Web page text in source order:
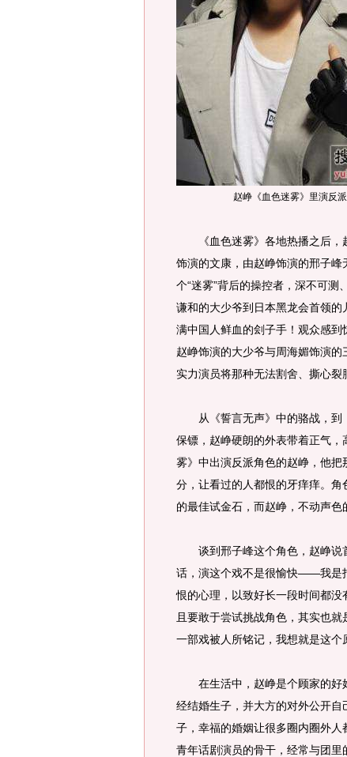
赵峥《血色迷雾》里演反派
《血色迷雾》各地热播之后，
饰演的文康，由赵峥饰演的邢子
个“迷雾”背后的操控者，深不可
谦和的大少爷到日本黑龙会首领
满中国人鲜血的刽子手！观众感
赵峥饰演的大少爷与周海媚饰演
实力演员将那种无法割舍、撕心裂
从《誓言无声》中的骆战，到
保镖，赵峥硬朗的外表带着正气
雾》中出演反派角色的赵峥，他
分，让看过的人都恨的牙痒痒。
的最佳试金石，而赵峥，不动声色
谈到邢子峰这个角色，赵峥说
话，演这个戏不是很愉快——我是
恨的心理，以致好长一段时间都
且要敢于尝试挑战角色，其实也
一部戏被人所铭记，我想就是这个
在生活中，赵峥是个顾家的好
经结婚生子，并大方的对外公开
子，幸福的婚姻让很多圈内圈外
青年话剧演员的骨干，经常与团